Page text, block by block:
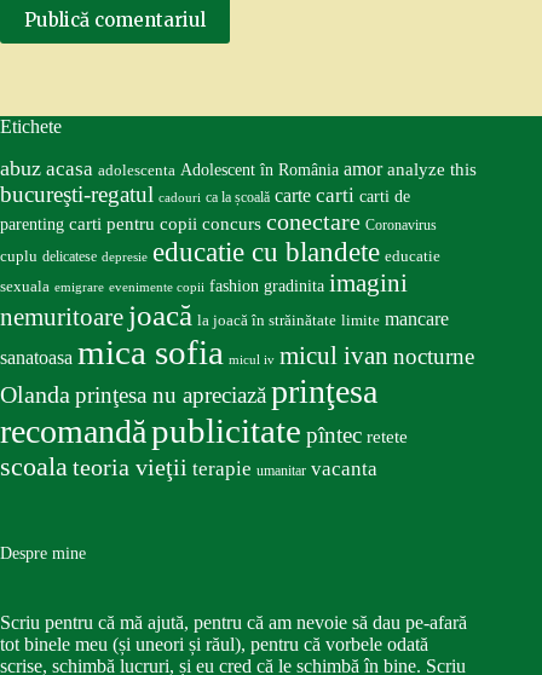
Publică comentariul
Etichete
abuz acasa adolescenta Adolescent în România amor analyze this
bucureşti-regatul cadouri ca la școală carte carti carti de
parenting carti pentru copii concurs conectare Coronavirus
cuplu delicatese depresie educatie cu blandete educatie
sexuala emigrare evenimente copii fashion gradinita imagini
nemuritoare joacă la joacă în străinătate limite mancare
sanatoasa mica sofia micul iv micul ivan nocturne
Olandaprinţesa nu apreciazăprinţesa
recomandăpublicitate pîntec retete
scoalateoria vieţii terapie umanitar vacanta
Despre mine
Scriu pentru că mă ajută, pentru că am nevoie să dau pe-afară
tot binele meu (și uneori și răul), pentru că vorbele odată
scrise, schimbă lucruri, și eu cred că le schimbă în bine. Scriu